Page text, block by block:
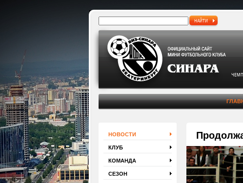
НАЙТИ
НОВОСТИ
КЛУБ
КОМАНДА
СЕЗОН